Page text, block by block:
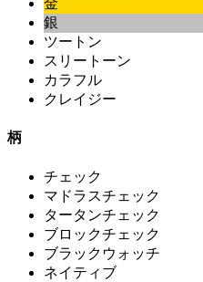
金
銀
ツートン
スリートーン
カラフル
クレイジー
柄
チェック
マドラスチェック
タータンチェック
ブロックチェック
ブラックウォッチ
ネイティブ